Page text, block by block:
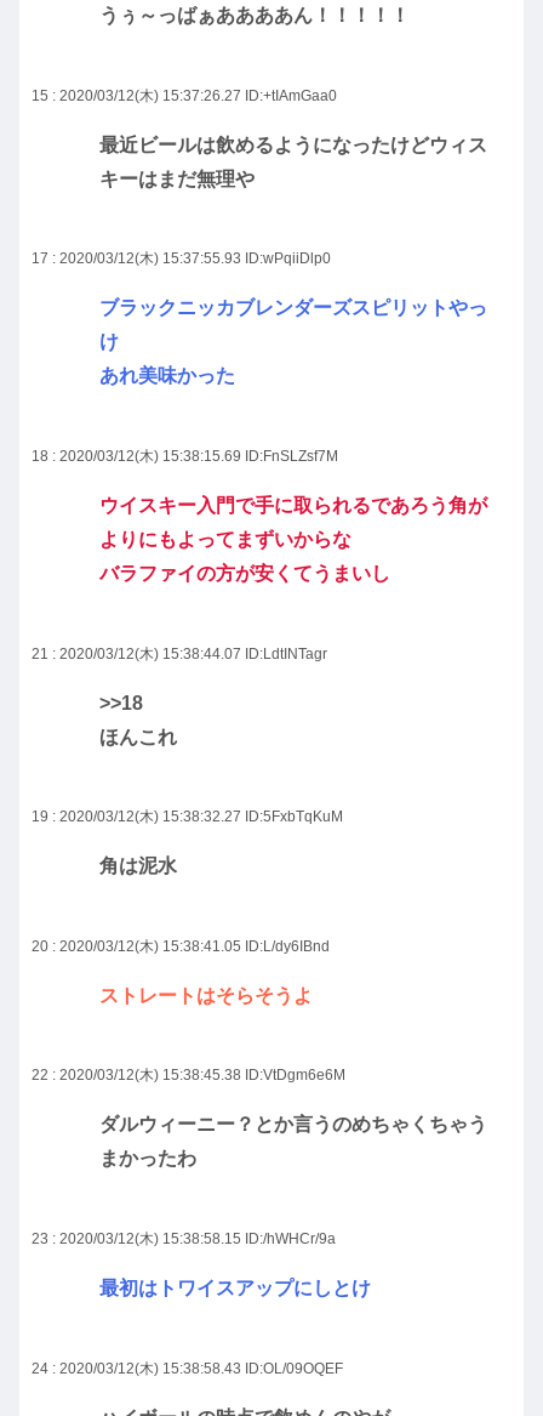
うぅ～っばぁああああん！！！！！
15 : 2020/03/12(木) 15:37:26.27 ID:+tIAmGaa0
最近ビールは飲めるようになったけどウィス
キーはまだ無理や
17 : 2020/03/12(木) 15:37:55.93 ID:wPqiiDlp0
ブラックニッカブレンダーズスピリットやっ
け
あれ美味かった
18 : 2020/03/12(木) 15:38:15.69 ID:FnSLZsf7M
ウイスキー入門で手に取られるであろう角が
よりにもよってまずいからな
バラファイの方が安くてうまいし
21 : 2020/03/12(木) 15:38:44.07 ID:LdtINTagr
>>18
ほんこれ
19 : 2020/03/12(木) 15:38:32.27 ID:5FxbTqKuM
角は泥水
20 : 2020/03/12(木) 15:38:41.05 ID:L/dy6IBnd
ストレートはそらそうよ
22 : 2020/03/12(木) 15:38:45.38 ID:VtDgm6e6M
ダルウィーニー？とか言うのめちゃくちゃう
まかったわ
23 : 2020/03/12(木) 15:38:58.15 ID:/hWHCr/9a
最初はトワイスアップにしとけ
24 : 2020/03/12(木) 15:38:58.43 ID:OL/09OQEF